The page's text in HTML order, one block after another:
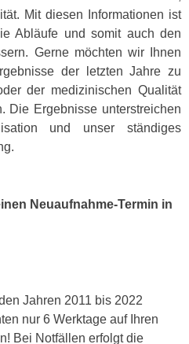
Mit diesen Informationen ist
Abläufe und somit auch den
Gerne möchten wir Ihnen
der letzten Jahre zu
der medizinischen Qualität
Die Ergebnisse unterstreichen
und unser ständiges
Neuaufnahme-Termin in
Jahren 2011 bis 2022
nur 6 Werktage auf Ihren
Bei Notfällen erfolgt die